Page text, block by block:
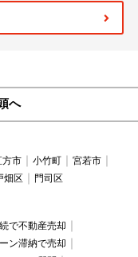
へ
方市 小竹町
宮若市
畑区 門司区
で不動産売却
ン滞納で売却